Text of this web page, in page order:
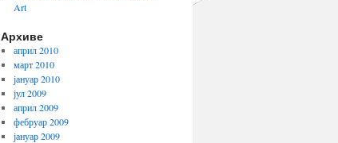
Art
Архиве
април 2010
март 2010
јануар 2010
јул 2009
април 2009
фебруар 2009
јануар 2009